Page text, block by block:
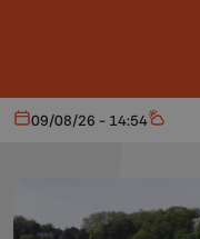
Aujourd'hui
09/08/26 - 14:54 Météo